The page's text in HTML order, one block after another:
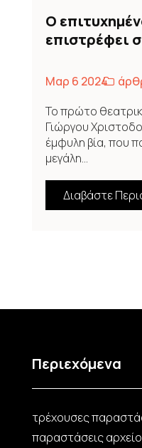
Ο
επιστρέφει
Μαρ 6 2024
Το πρώτο
Γιώργου
έμφυλη βία, που
μεγάλη...
Διαβάστε
Περιεχόμενα
τρέχουσες
παραστάσεις